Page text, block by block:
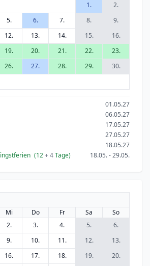
1.
2.
5. 6. 7. 8.
9.
12. 13. 14. 15.
16.
19. 20. 21. 22.
23.
26. 27. 28. 29.
30.
01.05.27
06.05.27
17.05.27
27.05.27
18.05.27
(12+ 4Tage) 18.05. - 29.05.
Mi Do Fr Sa
So
2. 3. 4. 5.
6.
9. 10. 11. 12.
13.
16. 17. 18. 19.
20.